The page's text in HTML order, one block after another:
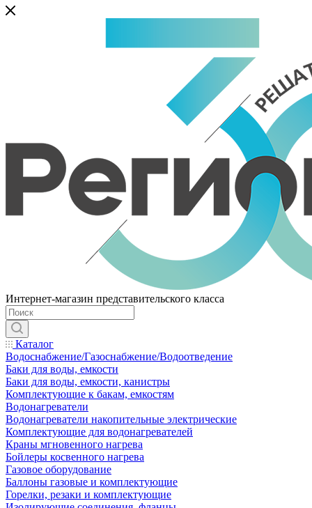
Интернет-магазин представительского класса
Каталог
Водоснабжение/Газоснабжение/Водоотведение
Баки для воды, емкости
Баки для воды, емкости, канистры
Комплектующие к бакам, емкостям
Водонагреватели
Водонагреватели накопительные электрические
Комплектующие для водонагревателей
Краны мгновенного нагрева
Бойлеры косвенного нагрева
Газовое оборудование
Баллоны газовые и комплектующие
Горелки, резаки и комплектующие